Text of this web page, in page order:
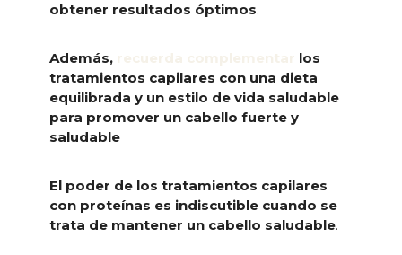
obtener resultados óptimos.
Además,
los
tratamientos capilares con una dieta
equilibrada y un estilo de vida saludable
para promover un cabello fuerte y
saludable
El poder de los tratamientos capilares
con proteínas es indiscutible cuando se
trata de mantener un cabello saludable.